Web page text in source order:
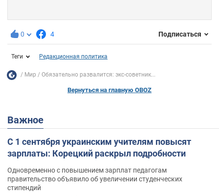
0 4 Подписаться
Теги Редакционная политика
Мир Обязательно развалится: экс-советник...
Вернуться на главную OBOZ
Важное
С 1 сентября украинским учителям повысят
зарплаты: Корецкий раскрыл подробности
Одновременно с повышением зарплат педагогам
правительство объявило об увеличении студенческих
стипендий